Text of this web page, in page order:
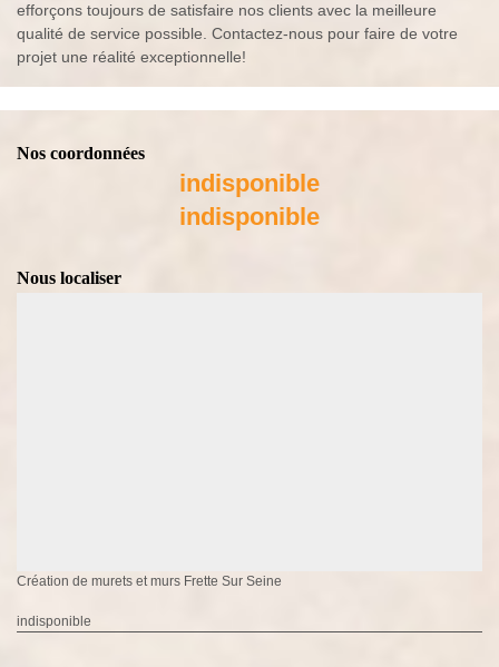
efforçons toujours de satisfaire nos clients avec la meilleure
qualité de service possible. Contactez-nous pour faire de votre
projet une réalité exceptionnelle!
Nos coordonnées
indisponible
indisponible
Nous localiser
Création de murets et murs Frette Sur Seine
indisponible